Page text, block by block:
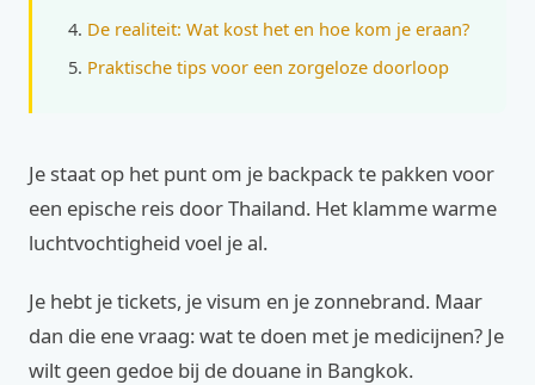
De realiteit: Wat kost het en hoe kom je eraan?
Praktische tips voor een zorgeloze doorloop
Je staat op het punt om je backpack te pakken voor
een epische reis door Thailand. Het klamme warme
luchtvochtigheid voel je al.
Je hebt je tickets, je visum en je zonnebrand. Maar
dan die ene vraag: wat te doen met je medicijnen? Je
wilt geen gedoe bij de douane in Bangkok.